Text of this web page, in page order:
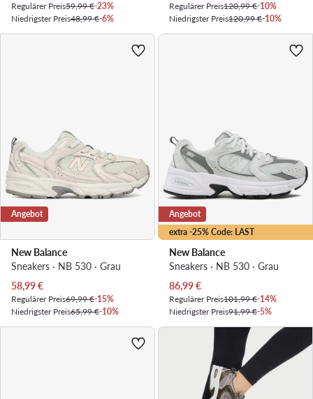
Regulärer Preis59,99 €-23%
Niedrigster Preis48,99 €-6%
Regulärer Preis120,99 €-10%
Niedrigster Preis120,99 €-10%
Angebot
New Balance
Sneakers · NB 530 · Grau
Aktueller Preis
58,99€
Regulärer Preis69,99 €-15%
Niedrigster Preis65,99 €-10%
extra -25% Code: LAST
Angebot
New Balance
Sneakers · NB 530 · Grau
Aktueller Preis
86,99€
Regulärer Preis101,99 €-14%
Niedrigster Preis91,99 €-5%